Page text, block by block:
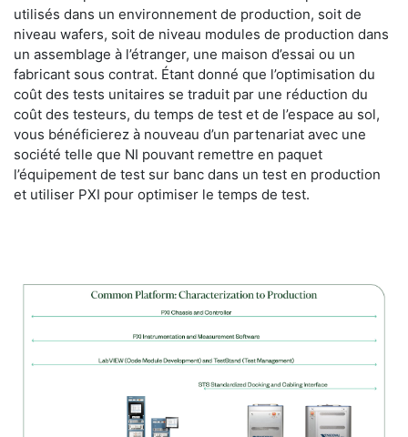
utilisés dans un environnement de production, soit de
niveau wafers, soit de niveau modules de production dans
un assemblage à l’étranger, une maison d’essai ou un
fabricant sous contrat. Étant donné que l’optimisation du
coût des tests unitaires se traduit par une réduction du
coût des testeurs, du temps de test et de l’espace au sol,
vous bénéficierez à nouveau d’un partenariat avec une
société telle que NI pouvant remettre en paquet
l’équipement de test sur banc dans un test en production
et utiliser PXI pour optimiser le temps de test.